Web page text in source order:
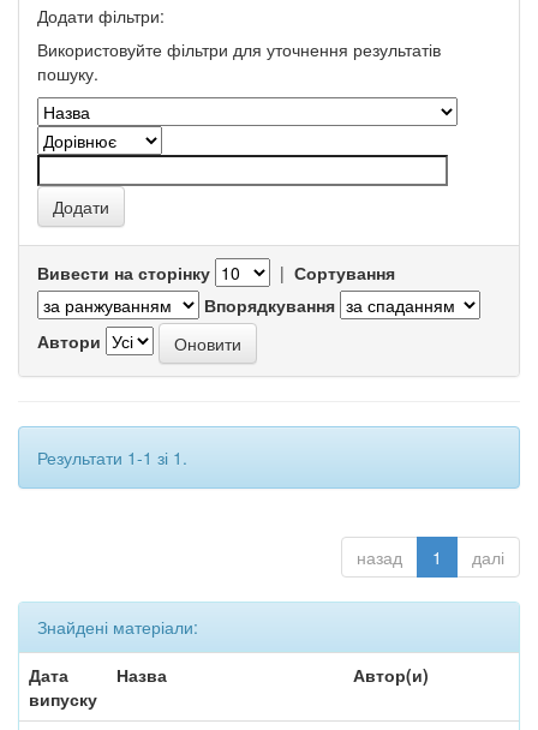
Додати фільтри:
Використовуйте фільтри для уточнення результатів
пошуку.
Вивести на сторінку | Сортування
Впорядкування
Автори
Результати 1-1 зі 1.
назад 1 далі
Знайдені матеріали:
Дата
випуску
Назва Автор(и)